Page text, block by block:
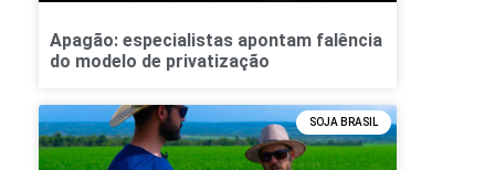
Apagão: especialistas apontam falência
do modelo de privatização
SOJA BRASIL